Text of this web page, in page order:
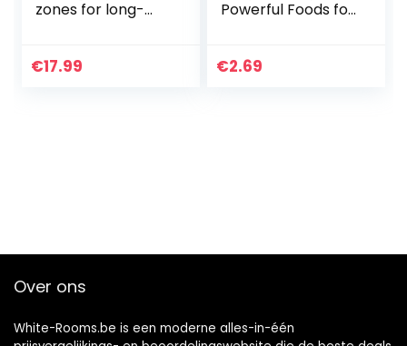
zones for long-
doing it
€17.99
Powerful Foods for
be Included into
€2.69
Over ons
White-Rooms.be is een moderne alles-in-één